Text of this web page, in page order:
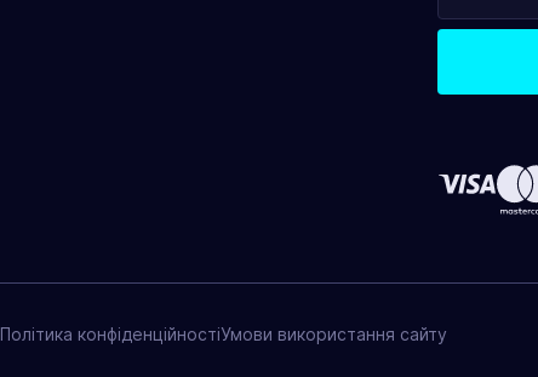
Політика конфіденційностіУмови використання сайту